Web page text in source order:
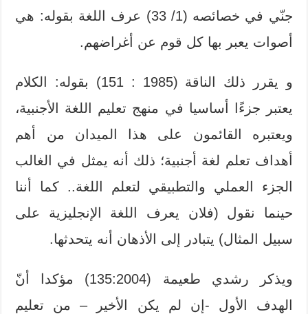
جنّي في خصائصه (1/ 33) عرف اللغة بقوله: هي
أصوات يعبر بها كل قوم عن أغراضهم.
و يقرر ذلك الناقة (1985 : 151)
بقوله: الكلام
يعتبر جزءًا أساسيا في منهج تعليم اللغة الأجنبية،
ويعتبره القائمون على هذا الميدان من أهم
أهداف تعلم لغة أجنبية؛ ذلك أنه يمثل في الغالب
الجزء العملي والتطبيقي لتعلم اللغة.. كما أننا
حينما نقول (فلان يعرف اللغة الإنجليزية على
سبيل المثال) يتبادر إلى الأذهان أنه يتحدثها.
ويذكر رشدي طعيمة (135:2004) مؤكدا أنّ
الهدف الأول -إن لم يكن الأخير – من تعليم